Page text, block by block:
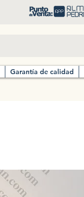
Garantía de calidad